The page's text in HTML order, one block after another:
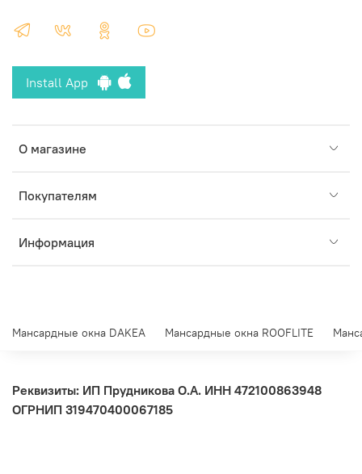
О магазине
Покупателям
Информация
Install App
Мансардные окна DAKEA Мансардные окна ROOFLITE
Реквизиты: ИП Прудникова О.А. ИНН 472100863948
ОГРНИП 319470400067185